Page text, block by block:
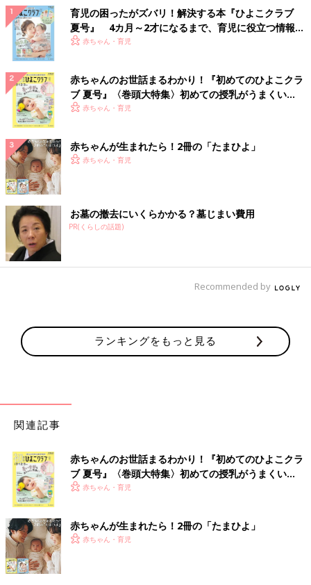
育児の困ったがズバリ！解決する本『ひよこクラブ
夏号』 4カ月～2才になるまで、育児に役立つ情報が
いっぱい！
赤ちゃん・育児
赤ちゃんのお世話まるわかり！『初めてのひよこクラ
ブ 夏号』〈巻頭大特集〉初めての授乳がうまくい
く！ おっぱい・ミルクの基本と夏のトラブル 解決テ
赤ちゃん・育児
赤ちゃんが生まれたら！2冊の「たまひよ」
赤ちゃん・育児
お墓の撤去にいくらかかる？墓じまい費用
PR(くらしの話題)
Recommended by
ランキングをもっと見る
関連記事
赤ちゃんのお世話まるわかり！『初めてのひよこクラ
ブ 夏号』〈巻頭大特集〉初めての授乳がうまくい
く！ おっぱい・ミルクの基本と夏のトラブル 解決テ
赤ちゃん・育児
赤ちゃんが生まれたら！2冊の「たまひよ」
赤ちゃん・育児